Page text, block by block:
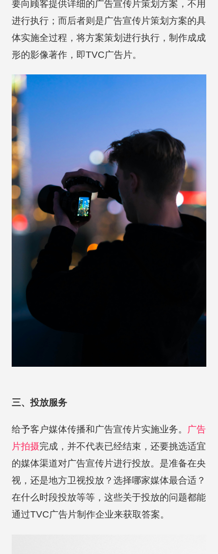
要向顾客提供详细的广告宣传片策划方案，不用
进行执行；而后者则是广告宣传片策划方案的具
体实施全过程，将方案策划进行执行，制作成成
形的影像著作，即TVC广告片。
三、投放服务
给予客户媒体传播和广告宣传片实施业务。
广告
片拍摄完成，并不代表已经结束，还要挑选适宜
的媒体渠道对广告宣传片进行投放。是准备在央
视，还是地方卫视投放？选择哪家媒体最合适？
在什么时段投放等等，这些关于投放的问题都能
通过TVC广告片制作企业来获取答案。